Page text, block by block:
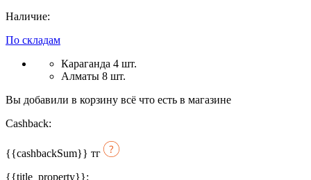
Наличие:
По складам
Караганда 4 шт.
Алматы 8 шт.
Вы добавили в корзину всё что есть в магазине
Cashback:
{{cashbackSum}} тг
{{title_property}}: